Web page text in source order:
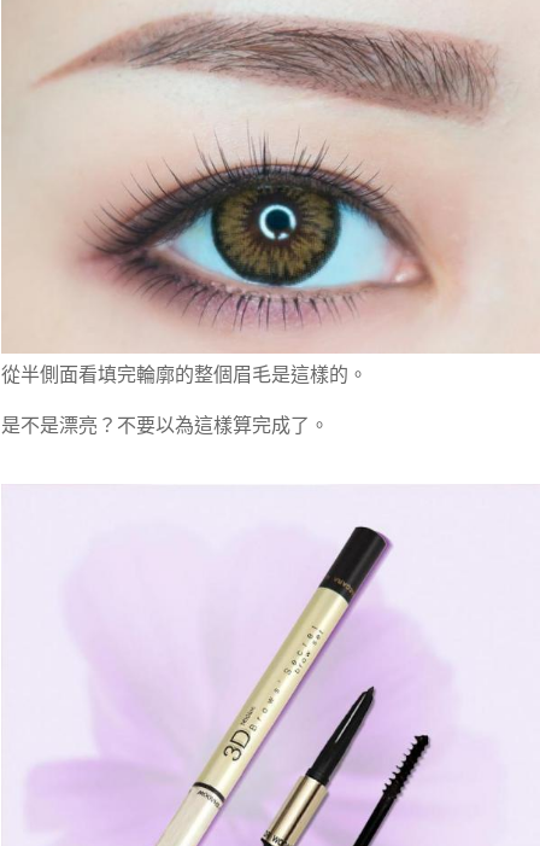
從半側面看填完輪廓的整個眉毛是這樣的。
是不是漂亮？不要以為這樣算完成了。